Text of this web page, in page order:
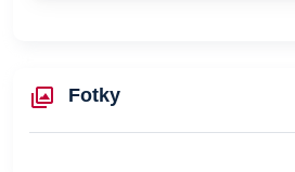
Fotky